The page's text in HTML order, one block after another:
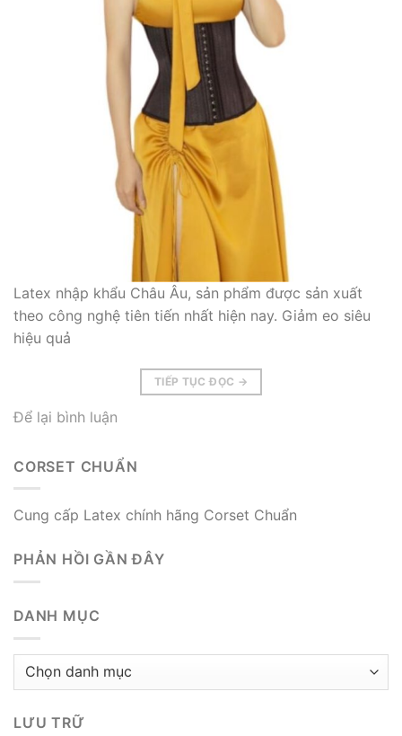
Latex nhập khẩu Châu Âu, sản phẩm được sản xuất
theo công nghệ tiên tiến nhất hiện nay. Giảm eo siêu
hiệu quả
TIẾP TỤC ĐỌC →
Để lại bình luận
CORSET CHUẨN
Cung cấp Latex chính hãng Corset Chuẩn
PHẢN HỒI GẦN ĐÂY
DANH MỤC
Danh
LƯU TRỮ